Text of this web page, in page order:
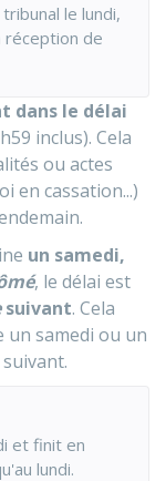
le lundi,
réception de
dans le délai
inclus). Cela
ou actes
en cassation...)
un samedi,
, le délai est
suivant. Cela
un samedi ou un
et finit en
lundi.